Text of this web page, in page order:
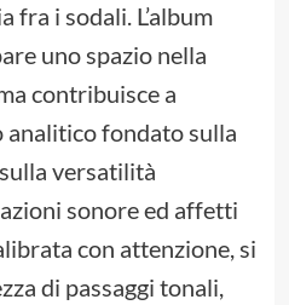
fra i sodali. L’album
uno spazio nella
contribuisce a
fondato sulla
versatilità
sonore ed affetti
con attenzione, si
di passaggi tonali,